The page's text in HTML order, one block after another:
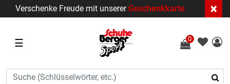
Verschenke Freude mit unsererGeschenkkarte ×
☰ 0